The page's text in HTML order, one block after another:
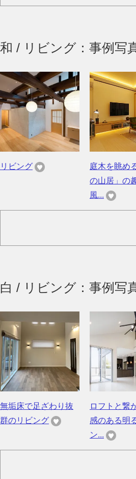
和 / リビング：事例写
リビング
庭木を眺め
の山居」の
風...
白 / リビング：事例写
無垢床で足ざわり抜
群のリビング
ロフトと繋
感のある明
ン...